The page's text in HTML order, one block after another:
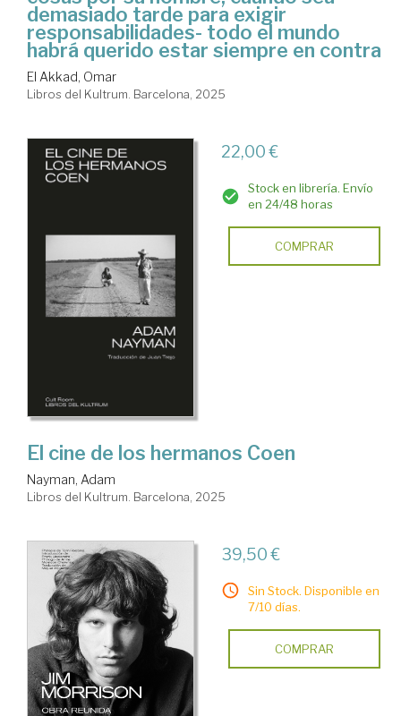
demasiado tarde para exigir
responsabilidades- todo el mundo
habrá querido estar siempre en contra
El Akkad, Omar
Libros del Kultrum. Barcelona, 2025
22,00 €
Stock en librería. Envío
en 24/48 horas
COMPRAR
El cine de los hermanos Coen
Nayman, Adam
Libros del Kultrum. Barcelona, 2025
39,50 €
Sin Stock. Disponible en
7/10 días.
COMPRAR